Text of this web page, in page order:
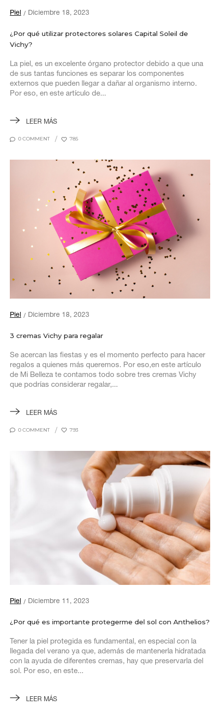
Piel Diciembre 18, 2023
¿Por qué utilizar protectores solares Capital Soleil de
Vichy?
La piel, es un excelente órgano protector debido a que una
de sus tantas funciones es separar los componentes
externos que pueden llegar a dañar al organismo interno.
Por eso, en este artículo de...
LEER MÁS
0 COMMENT 785
Piel Diciembre 18, 2023
3 cremas Vichy para regalar
Se acercan las fiestas y es el momento perfecto para hacer
regalos a quienes más queremos. Por eso,en este artículo
de Mi Belleza te contamos todo sobre tres cremas Vichy
que podrías considerar regalar,...
LEER MÁS
0 COMMENT 793
Piel Diciembre 11, 2023
¿Por qué es importante protegerme del sol con Anthelios?
Tener la piel protegida es fundamental, en especial con la
llegada del verano ya que, además de mantenerla hidratada
con la ayuda de diferentes cremas, hay que preservarla del
sol. Por eso, en este...
LEER MÁS